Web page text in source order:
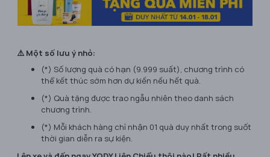
⚠️ Một số lưu ý nhỏ:
(*) Số lượng quà có hạn (9.999 suất), chương trình có
thể kết thúc sớm hơn dự kiến nếu hết quà.
(*) Quà tặng được trao ngẫu nhiên theo danh sách
chương trình.
(*) Mỗi khách hàng chỉ nhận 01 quà duy nhất trong suốt
thời gian diễn ra sự kiện.